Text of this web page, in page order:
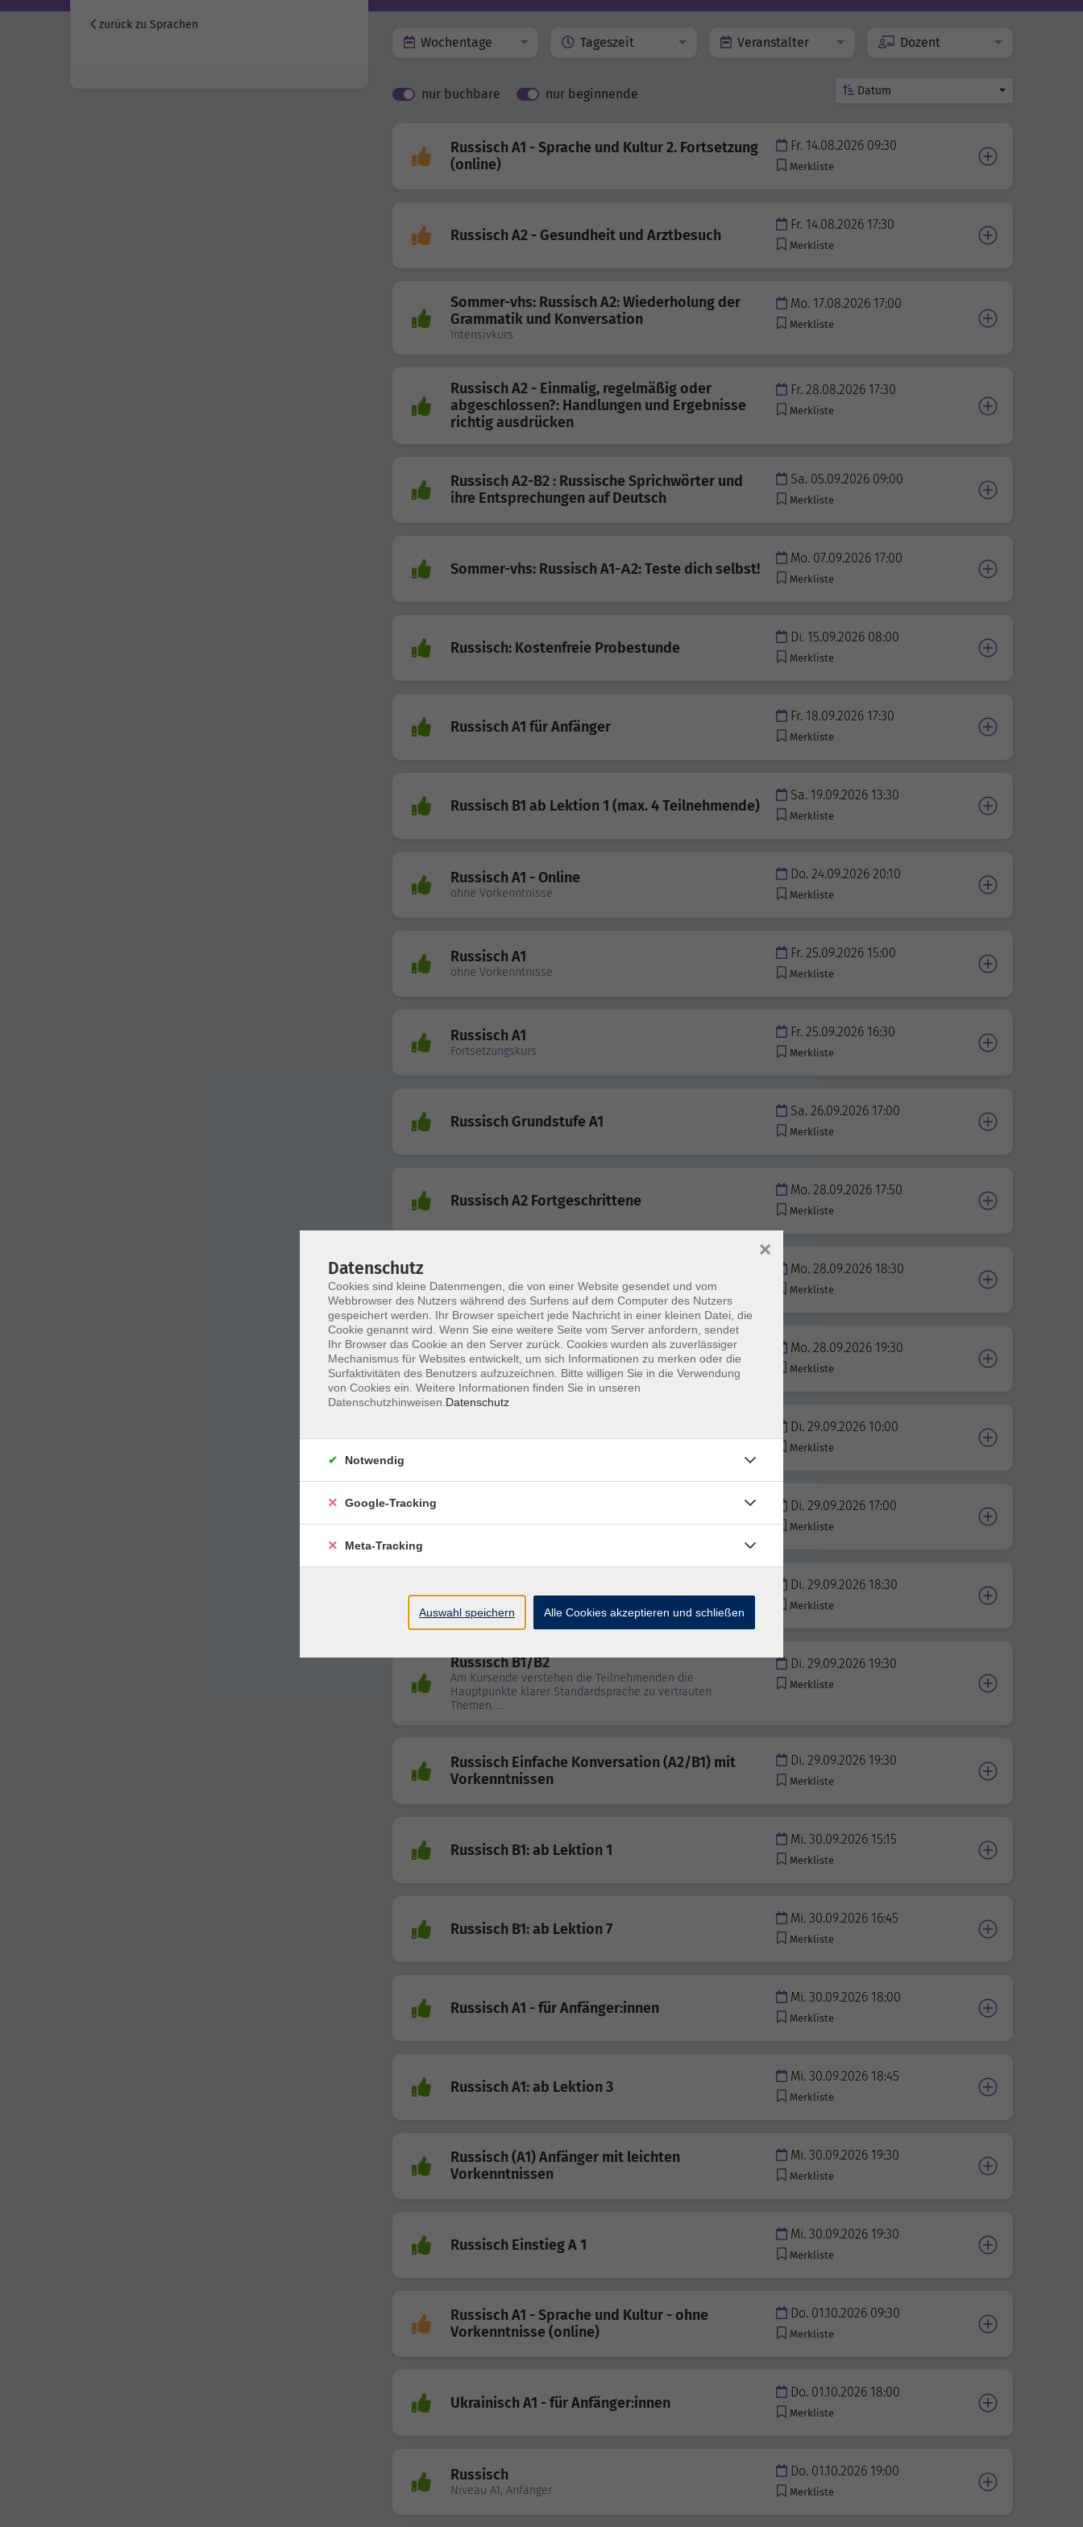
zurück zu Sprachen
Wochentage Tageszeit Veranstalter Dozent
nur buchbare nur beginnende Datum
Russisch A1 - Sprache und Kultur 2. Fortsetzung
(online)
Fr. 14.08.2026 09:30
Merkliste
Russisch A2 - Gesundheit und Arztbesuch
Fr. 14.08.2026 17:30
Merkliste
Sommer-vhs: Russisch A2: Wiederholung der
Grammatik und Konversation
Intensivkurs
Mo. 17.08.2026 17:00
Merkliste
Russisch A2 - Einmalig, regelmäßig oder
abgeschlossen?: Handlungen und Ergebnisse
richtig ausdrücken
Fr. 28.08.2026 17:30
Merkliste
Russisch A2-B2 : Russische Sprichwörter und
ihre Entsprechungen auf Deutsch
Sa. 05.09.2026 09:00
Merkliste
Sommer-vhs: Russisch A1-А2: Teste dich selbst!
Mo. 07.09.2026 17:00
Merkliste
Russisch: Kostenfreie Probestunde
Di. 15.09.2026 08:00
Merkliste
Russisch A1 für Anfänger
Fr. 18.09.2026 17:30
Merkliste
Russisch B1 ab Lektion 1 (max. 4 Teilnehmende)
Sa. 19.09.2026 13:30
Merkliste
Russisch A1 - Online
ohne Vorkenntnisse
Do. 24.09.2026 20:10
Merkliste
Russisch A1
ohne Vorkenntnisse
Fr. 25.09.2026 15:00
Merkliste
Russisch A1
Fortsetzungskurs
Fr. 25.09.2026 16:30
Merkliste
Russisch Grundstufe A1
Sa. 26.09.2026 17:00
Merkliste
Russisch A2 Fortgeschrittene
Mo. 28.09.2026 17:50
Merkliste
Russisch B1 (ab Lektion 7)
Mo. 28.09.2026 18:30
Merkliste
Russisch (A1) Anfänger mit leichten
Vorkenntnissen
Mo. 28.09.2026 19:30
Merkliste
Russisch B1 - Sprache und Kultur (online)
Di. 29.09.2026 10:00
Merkliste
Di. 29.09.2026 17:00
Merkliste
Di. 29.09.2026 18:30
Merkliste
Russisch B1/B2
Am Kursende verstehen die Teilnehmenden die
Hauptpunkte klarer Standardsprache zu vertrauten
Themen. ...
Di. 29.09.2026 19:30
Merkliste
Russisch Einfache Konversation (A2/B1) mit
Vorkenntnissen
Di. 29.09.2026 19:30
Merkliste
Russisch B1: ab Lektion 1
Mi. 30.09.2026 15:15
Merkliste
Russisch B1: ab Lektion 7
Mi. 30.09.2026 16:45
Merkliste
Russisch A1 - für Anfänger:innen
Mi. 30.09.2026 18:00
Merkliste
Russisch A1: ab Lektion 3
Mi. 30.09.2026 18:45
Merkliste
Russisch (A1) Anfänger mit leichten
Vorkenntnissen
Mi. 30.09.2026 19:30
Merkliste
Russisch Einstieg A 1
Mi. 30.09.2026 19:30
Merkliste
Russisch A1 - Sprache und Kultur - ohne
Vorkenntnisse (online)
Do. 01.10.2026 09:30
Merkliste
Ukrainisch A1 - für Anfänger:innen
Do. 01.10.2026 18:00
Merkliste
Russisch
Niveau A1, Anfänger
Do. 01.10.2026 19:00
Merkliste
Datenschutz
Cookies sind kleine Datenmengen, die von einer Website gesendet und vom
Webbrowser des Nutzers während des Surfens auf dem Computer des Nutzers
gespeichert werden. Ihr Browser speichert jede Nachricht in einer kleinen Datei, die
Cookie genannt wird. Wenn Sie eine weitere Seite vom Server anfordern, sendet
Ihr Browser das Cookie an den Server zurück. Cookies wurden als zuverlässiger
Mechanismus für Websites entwickelt, um sich Informationen zu merken oder die
Surfaktivitäten des Benutzers aufzuzeichnen. Bitte willigen Sie in die Verwendung
von Cookies ein. Weitere Informationen finden Sie in unseren
Datenschutzhinweisen. Datenschutz
×
Notwendig
Google-Tracking
Meta-Tracking
Auswahl speichern Alle Cookies akzeptieren und schließen